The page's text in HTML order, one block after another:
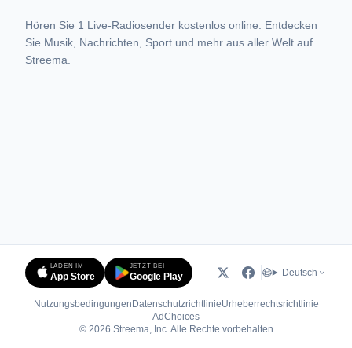
Hören Sie 1 Live-Radiosender kostenlos online. Entdecken
Sie Musik, Nachrichten, Sport und mehr aus aller Welt auf
Streema.
LADEN IM
App Store
JETZT BEI
Google Play Deutsch
Nutzungsbedingungen DatenschutzrichtlinieUrheberrechtsrichtlinie
AdChoices(öffnet in neuem Tab)
© 2026 Streema, Inc. Alle Rechte vorbehalten